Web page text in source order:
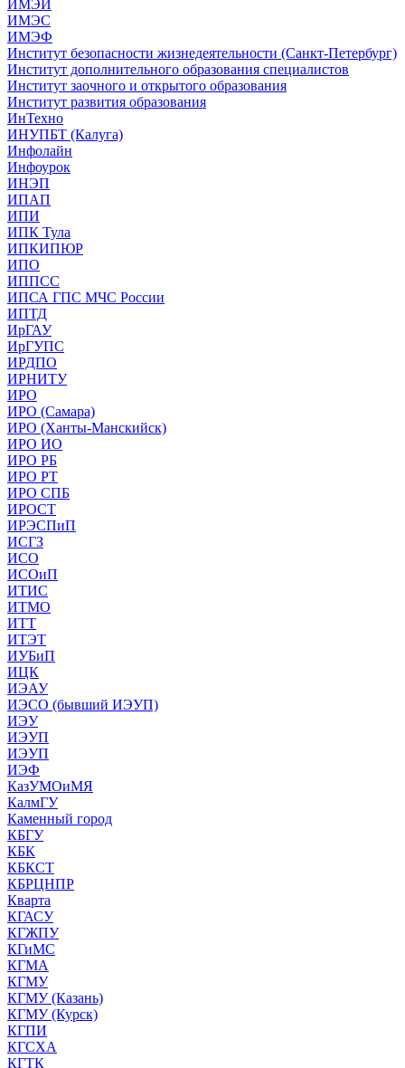
ИМЭИ
ИМЭС
ИМЭФ
Институт безопасности жизнедеятельности (Санкт-Петербург)
Институт дополнительного образования специалистов
Институт заочного и открытого образования
Институт развития образования
ИнТехно
ИНУПБТ (Калуга)
Инфолайн
Инфоурок
ИНЭП
ИПАП
ИПИ
ИПК Тула
ИПКИПЮР
ИПО
ИППСС
ИПСА ГПС МЧС России
ИПТД
ИрГАУ
ИрГУПС
ИРДПО
ИРНИТУ
ИРО
ИРО (Самара)
ИРО (Ханты-Манскийск)
ИРО ИО
ИРО РБ
ИРО РТ
ИРО СПБ
ИРОСТ
ИРЭСПиП
ИСГЗ
ИСО
ИСОиП
ИТИС
ИТМО
ИТТ
ИТЭТ
ИУБиП
ИЦК
ИЭАУ
ИЭСО (бывший ИЭУП)
ИЭУ
ИЭУП
ИЭУП
ИЭФ
КазУМОиМЯ
КалмГУ
Каменный город
КБГУ
КБК
КБКСТ
КБРЦНПР
Кварта
КГАСУ
КГЖПУ
КГиМС
КГМА
КГМУ
КГМУ (Казань)
КГМУ (Курск)
КГПИ
КГСХА
КГТК